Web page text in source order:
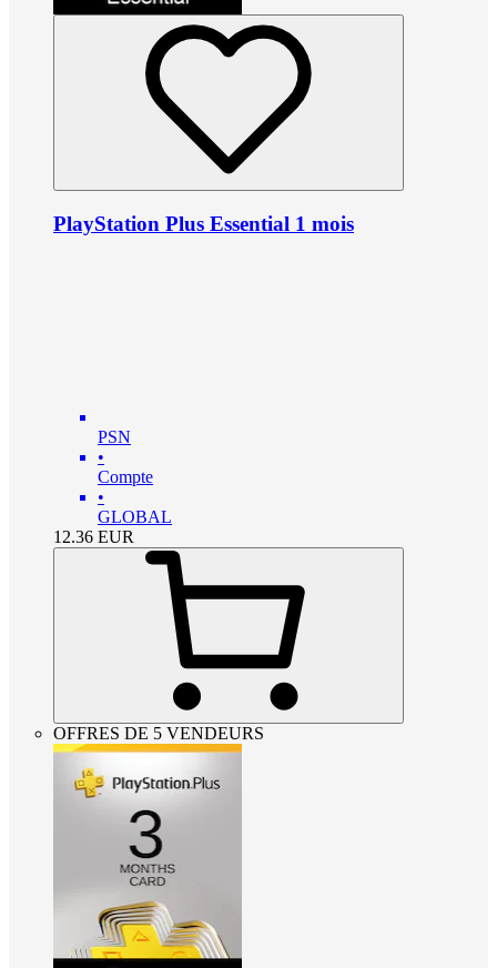
PlayStation Plus Essential 1 mois
PSN
•
Compte
•
GLOBAL
12.36 EUR
OFFRES DE 5 VENDEURS